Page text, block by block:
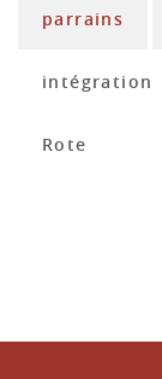
parrains
intégration
Rote